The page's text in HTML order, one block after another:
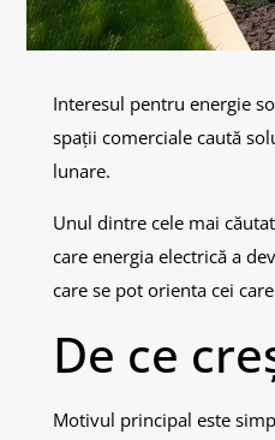
Interesul pentru energie
spații comerciale caută
lunare.
Unul dintre cele mai
care energia electrică a
care se pot orienta cei
De ce
Motivul principal este